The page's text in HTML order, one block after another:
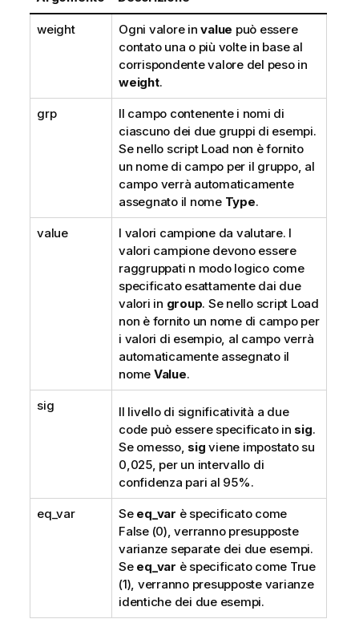
weight Ogni valore invalue può essere
contato una o più volte in base al
corrispondente valore del peso in
weight.
grp
Il campo contenente i nomi di
ciascuno dei due gruppi di esempi.
Se nello script Load non è fornito
un nome di campo per il gruppo, al
campo verrà automaticamente
assegnato il nome Type.
value
I valori campione da valutare. I
valori campione devono essere
raggruppati n modo logico come
specificato esattamente dai due
valori in group. Se nello script Load
non è fornito un nome di campo per
i valori di esempio, al campo verrà
automaticamente assegnato il
nome Value.
sig
Il livello di significatività a due
code può essere specificato in sig.
Se omesso, sig viene impostato su
0,025, per un intervallo di
confidenza pari al 95%.
eq_var Se eq_var è specificato come
False(0), verranno presupposte
varianze separate dei due esempi.
Se eq_var è specificato come True
(1), verranno presupposte varianze
identiche dei due esempi.